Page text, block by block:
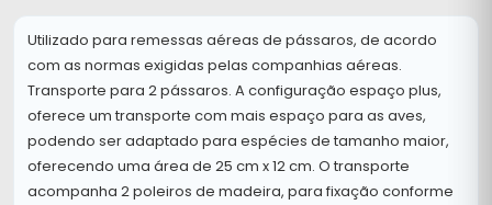
Utilizado para remessas aéreas de pássaros, de acordo
com as normas exigidas pelas companhias aéreas.
Transporte para 2 pássaros. A configuração espaço plus,
oferece um transporte com mais espaço para as aves,
podendo ser adaptado para espécies de tamanho maior,
oferecendo uma área de 25 cm x 12 cm. O transporte
acompanha 2 poleiros de madeira, para fixação conforme